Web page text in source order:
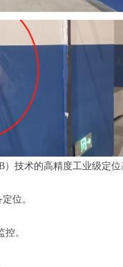
技术的高精度工业级定
位。
。